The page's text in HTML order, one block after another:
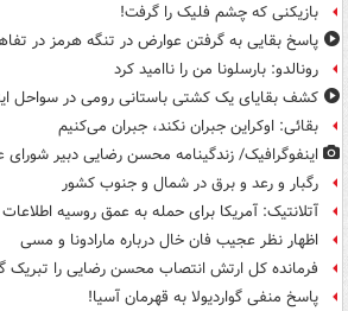
بازیکنی که چشم فلیک را گرفت!
پاسخ بقایی به گرفتن عوارض در تنگه هرمز در
رونالدو: بارسلونا من را ناامید کرد
کشف بقایای یک کشتی باستانی رومی در سواحل
بقائی: اوکراین جبران نکند، جبران می‌کنیم
اینفوگرافیک/ زندگینامه محسن رضایی دبیر
رگبار و رعد و برق در شمال و جنوب کشور
آتلانتیک: آمریکا برای حمله به عمق روسیه
اظهار نظر عجیب فان خال درباره مارادونا و مسی
فرمانده کل ارتش انتصاب محسن رضایی را تبریک
پاسخ منفی گواردیولا به قهرمان آسیا!